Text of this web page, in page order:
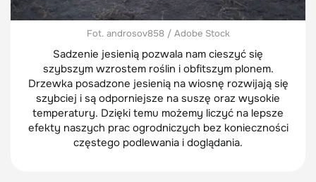
Fot. androsov858 / Adobe Stock
Sadzenie jesienią pozwala nam cieszyć się
szybszym wzrostem roślin i obfitszym plonem.
Drzewka posadzone jesienią na wiosnę rozwijają się
szybciej i są odporniejsze na suszę oraz wysokie
temperatury. Dzięki temu możemy liczyć na lepsze
efekty naszych prac ogrodniczych bez konieczności
częstego podlewania i doglądania.